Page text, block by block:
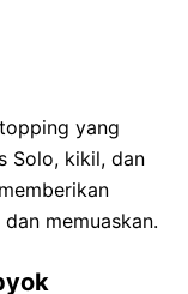
yang
Solo, kikil, dan
memuaskan.